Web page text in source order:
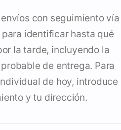
con seguimiento vía
identificar hasta qué
la tarde, incluyendo la
de entrega. Para
de hoy, introduce
y tu dirección.